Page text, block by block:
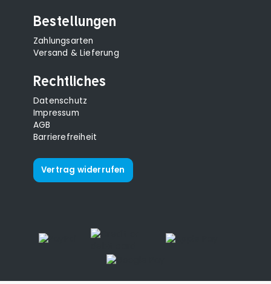
Bestellungen
Zahlungsarten
Versand & Lieferung
Rechtliches
Datenschutz
Impressum
AGB
Barrierefreiheit
Vertrag widerrufen